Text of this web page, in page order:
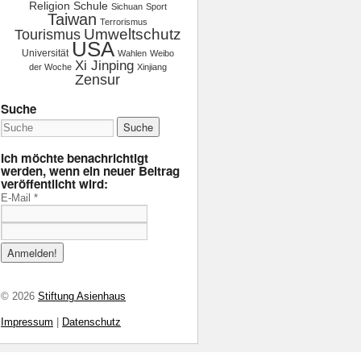
Religion Schule Sichuan Sport
Taiwan Terrorismus
Tourismus Umweltschutz
Universität USA Wahlen Weibo
der Woche Xi Jinping Xinjiang
Zensur
Suche
Ich möchte benachrichtigt
werden, wenn ein neuer Beitrag
veröffentlicht wird:
E-Mail *
© 2026 Stiftung Asienhaus
Impressum Datenschutz